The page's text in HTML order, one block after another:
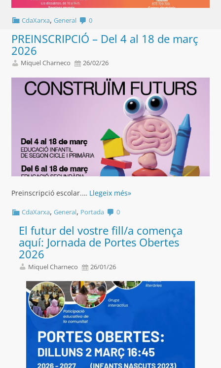
CdaXarxa,General 0
PREINSCRIPCIÓ – Del 4 al 18 de març
2026
Miquel Charneco 26/02/26
Preinscripció escolar.… Llegeix més»
CdaXarxa,General, Portada 0
El futur del vostre fill/a comença
aquí: Jornada de Portes Obertes
2026
Miquel Charneco 26/01/26